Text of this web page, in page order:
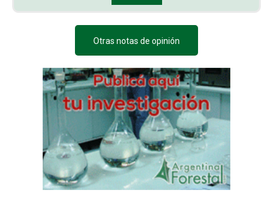
Otras notas de opinión